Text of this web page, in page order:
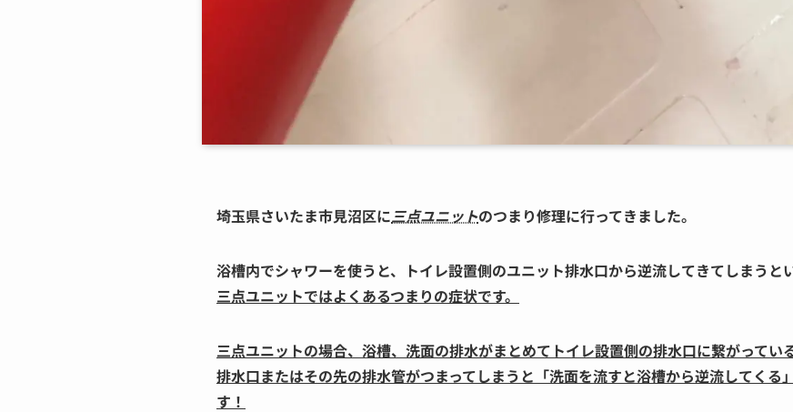
埼玉県さいたま市見沼区に三点ユニットのつまり修理に行ってきました。
浴槽内でシャワーを使うと、トイレ設置側のユニット排水口から逆流してきてしまうと
三点ユニットではよくあるつまりの症状です。
三点ユニットの場合、浴槽、洗面の排水がまとめてトイレ設置側の排水口に繋がってい
排水口またはその先の排水管がつまってしまうと「洗面を流すと浴槽から逆流してくる
す！